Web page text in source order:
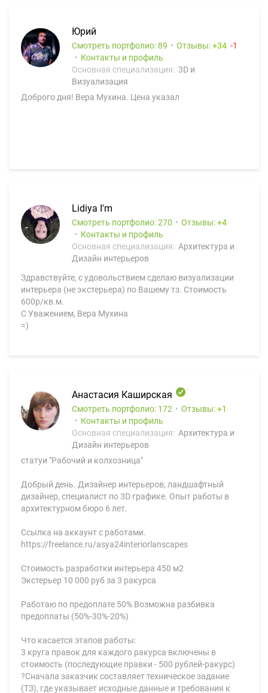
Юрий
Смотреть портфолио: 89 Отзывы: 34
1
Контакты и профиль
Основная специализация: 3D и
Визуализация
Доброго дня! Вера Мухина. Цена указал
Lidiya I'm
Смотреть портфолио: 270 Отзывы:
4
Контакты и профиль
Основная специализация: Архитектура и
Дизайн интерьеров
Здравствуйте, с удовольствием сделаю визуализации
интерьера (не экстерьера) по Вашему тз. Стоимость
600р/кв.м.
С Уважением, Вера Мухина
=)
Анастасия Каширская
Смотреть портфолио: 172 Отзывы:
1
Контакты и профиль
Основная специализация: Архитектура и
Дизайн интерьеров
статуи "Рабочий и колхозница"
Добрый день. Дизайнер интерьеров, ландшафтный
дизайнер, специалист по 3D графике. Опыт работы в
архитектурном бюро 6 лет.
Ссылка на аккаунт с работами.
https://freelance.ru/asya24interiorlanscapes
Стоимость разработки интерьера 450 м2
Экстерьер 10 000 руб за 3 ракурса
Работаю по предоплате 50% Возможна разбивка
предоплаты (50%-30%-20%)
Что касается этапов работы:
3 круга правок для каждого ракурса включены в
стоимость (последующие правки - 500 рублей-ракурс)
?Сначала заказчик составляет техническое задание
(ТЗ), где указывает исходные данные и требования к